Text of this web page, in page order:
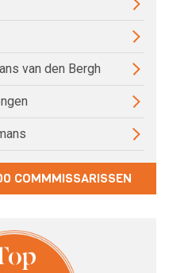
van den Bergh
COMMMISSARISSEN